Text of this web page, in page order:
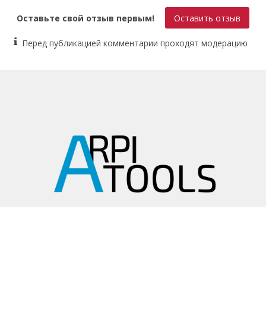
Оставьте свой отзыв первым! Оставить отзыв
Перед публикацией комментарии проходят модерацию